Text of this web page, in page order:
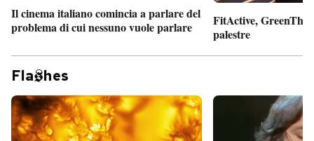
Il cinema italiano comincia a parlare del
problema di cui nessuno vuole parlare
FitActive,
palestre
Fla hes